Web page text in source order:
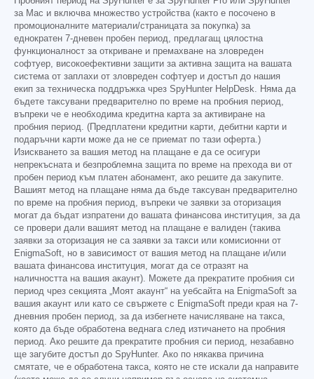
за Mac и включва множество устройства (както е посочено в
промоционалните материали/страницата за покупка) за
еднократен 7-дневен пробен период, предлагащ цялостна
функционалност за откриване и премахване на зловреден
софтуер, високоефективни защити за активна защита на вашата
система от заплахи от зловреден софтуер и достъп до нашия
екип за техническа поддръжка чрез SpyHunter HelpDesk. Няма да
бъдете таксувани предварително по време на пробния период,
въпреки че е необходима кредитна карта за активиране на
пробния период. (Предплатени кредитни карти, дебитни карти и
подаръчни карти може да не се приемат по тази оферта.)
Изискването за вашия метод на плащане е да се осигури
непрекъсната и безпроблемна защита по време на прехода ви от
пробен период към платен абонамент, ако решите да закупите.
Вашият метод на плащане няма да бъде таксуван предварително
по време на пробния период, въпреки че заявки за оторизация
могат да бъдат изпратени до вашата финансова институция, за да
се провери дали вашият метод на плащане е валиден (такива
заявки за оторизация не са заявки за такси или комисионни от
EnigmaSoft, но в зависимост от вашия метод на плащане и/или
вашата финансова институция, могат да се отразят на
наличността на вашия акаунт). Можете да прекратите пробния си
период чрез секцията „Моят акаунт“ на уебсайта на EnigmaSoft за
вашия акаунт или като се свържете с EnigmaSoft преди края на 7-
дневния пробен период, за да избегнете начисляване на такса,
която да бъде обработена веднага след изтичането на пробния
период. Ако решите да прекратите пробния си период, незабавно
ще загубите достъп до SpyHunter. Ако по някаква причина
смятате, че е обработена такса, която не сте искали да направите